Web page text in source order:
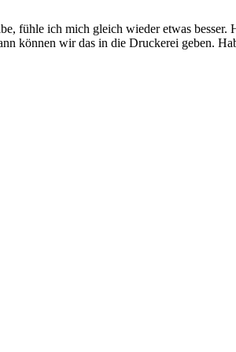
fühle ich mich gleich wieder etwas
können wir das in die Druckerei geben.